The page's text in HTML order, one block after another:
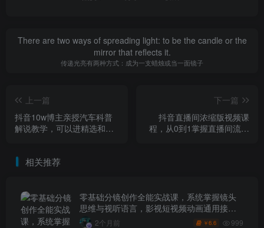
There are two ways of spreading light: to be the candle or the
mirror that reflects it.
传递光亮有两种方式：成为一支蜡烛或当一面镜子
上一篇
抖音10w博主亲授汽车科普
解说教学，可以进精选和独
下一篇
抖音直播间浓缩版视频课
程，从0到1掌握直播间流量
相关推荐
零基础分镜创作全能实战课，系统掌握镜头
思维与视听语言，影视短视频动画通用接单
技能2个月前 ￥6.6 999